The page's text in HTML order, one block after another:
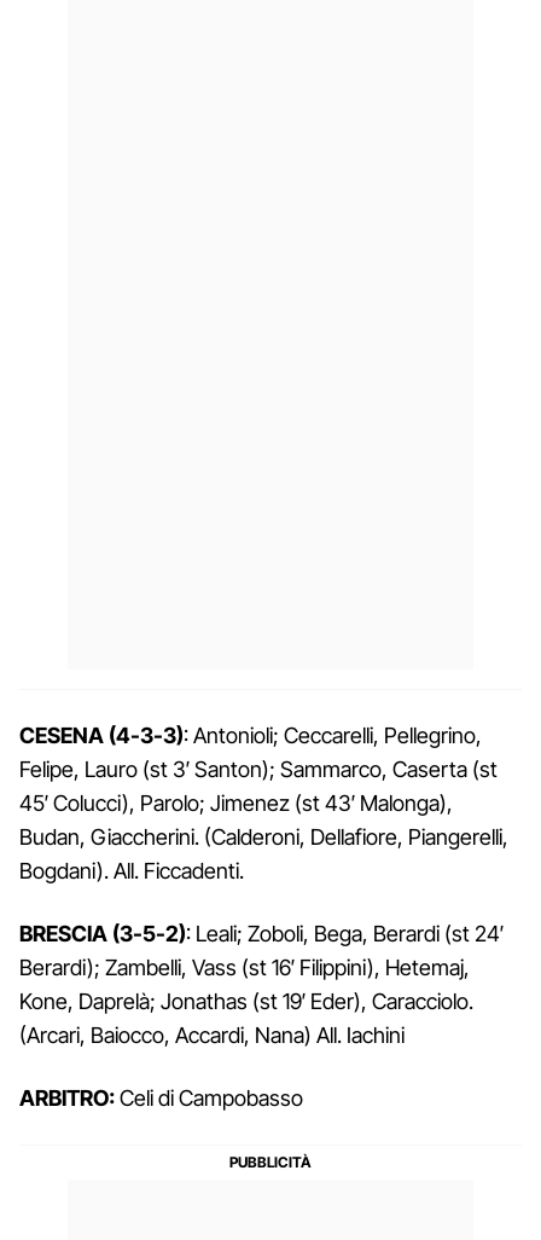
CESENA (4-3-3): Antonioli; Ceccarelli, Pellegrino,
Felipe, Lauro (st 3′ Santon); Sammarco, Caserta (st
45′ Colucci), Parolo; Jimenez (st 43′ Malonga),
Budan, Giaccherini. (Calderoni, Dellafiore, Piangerelli,
Bogdani). All. Ficcadenti.
BRESCIA (3-5-2): Leali; Zoboli, Bega, Berardi (st 24′
Berardi); Zambelli, Vass (st 16′ Filippini), Hetemaj,
Kone, Daprelà; Jonathas (st 19′ Eder), Caracciolo.
(Arcari, Baiocco, Accardi, Nana) All. Iachini
ARBITRO:Celi di Campobasso